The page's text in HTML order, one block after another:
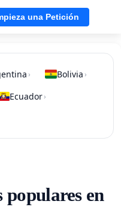
una Petición
› Bolivia ›
Ecuador›
populares en